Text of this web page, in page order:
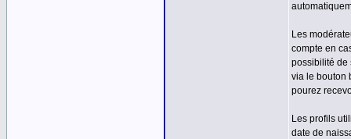
Les
compte en
possibilité de
via le bouton
pourez
Les profils
date de